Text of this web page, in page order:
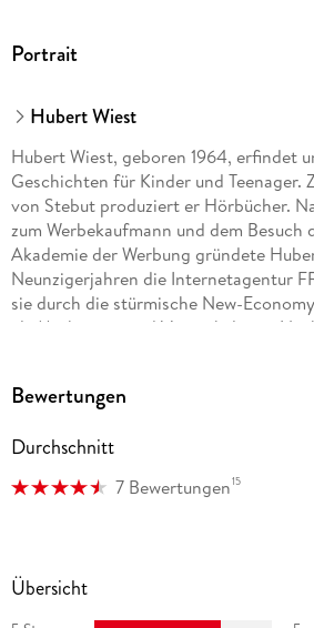
Portrait
Hubert Wiest
Hubert Wiest, geboren 1964, erfindet
Geschichten für Kinder und Teenager.
von Stebut produziert er Hörbücher.
zum Werbekaufmann und dem Besuch
Akademie der Werbung gründete
Neunzigerjahren die Internetagentur
sie durch die stürmische New-
als Marketing- und Vertriebsleiter.
Bewertungen
Durchschnitt
7 Bewertungen15
Übersicht